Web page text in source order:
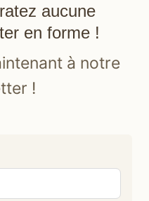
aucune
en forme !
à notre
!